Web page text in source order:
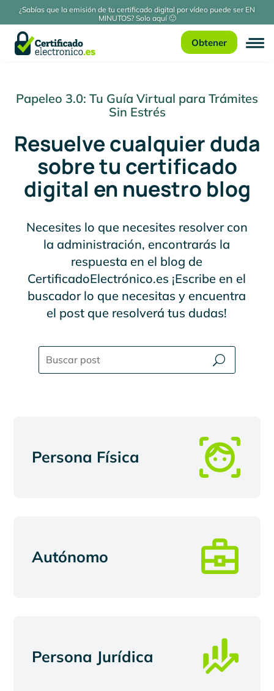
¿Sabías que la emisión de tu certificado digital por vídeo puede ser EN
MINUTOS? Solo aquí 🙂
Obtener
Papeleo 3.0: Tu Guía Virtual para Trámites
Sin Estrés
Resuelve cualquier duda
sobre tu certificado
digital en nuestro blog
Necesites lo que necesites resolver con
la administración, encontrarás la
respuesta en el blog de
CertificadoElectrónico.es ¡Escribe en el
buscador lo que necesitas y encuentra
el post que resolverá tus dudas!
Persona Física
Autónomo
Persona Jurídica